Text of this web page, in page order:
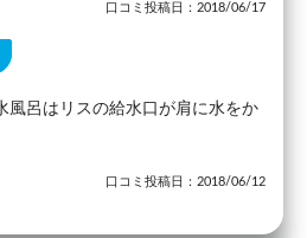
口コミ投稿日：2018/06/17
風呂はリスの給水口が肩に水をか
口コミ投稿日：2018/06/12